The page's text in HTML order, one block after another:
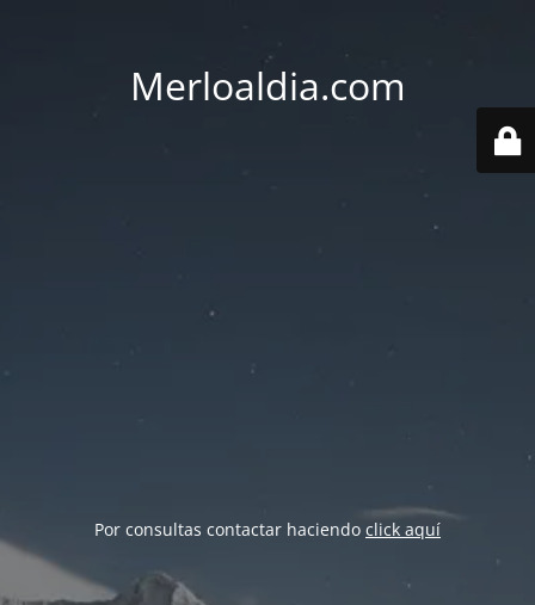
Merloaldia.com
Por consultas contactar haciendo click aquí